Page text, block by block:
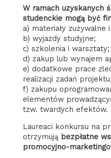
W ramach uzyskanych
studenckie mogą być
a) materiały zużywalne
b) wyjazdy studyjne;
c) szkolenia i warsztaty;
d) zakup lub wynajem
e) dodatkowe prace
realizacji zadań projektu;
f) zakupu
elementów
tzw. twardych efektów.
Laureaci konkursu na
otrzymują bezpłatne
promocyjno-